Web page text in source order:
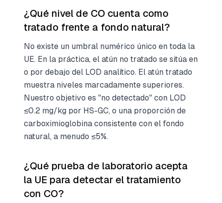
¿Qué nivel de CO cuenta como
tratado frente a fondo natural?
No existe un umbral numérico único en toda la
UE. En la práctica, el atún no tratado se sitúa en
o por debajo del LOD analítico. El atún tratado
muestra niveles marcadamente superiores.
Nuestro objetivo es "no detectado" con LOD
≤0.2 mg/kg por HS-GC, o una proporción de
carboximioglobina consistente con el fondo
natural, a menudo ≤5%.
¿Qué prueba de laboratorio acepta
la UE para detectar el tratamiento
con CO?